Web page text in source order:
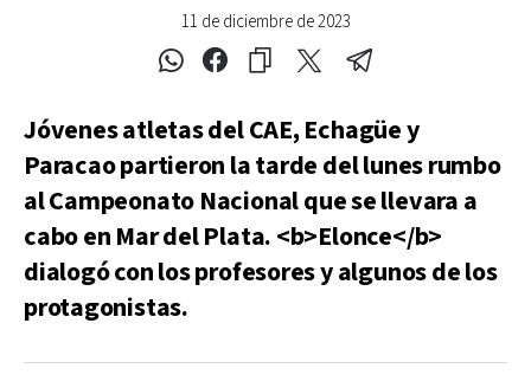
11 de diciembre de 2023
Jóvenes atletas del CAE, Echagüe y
Paracao partieron la tarde del lunes rumbo
al Campeonato Nacional que se llevara a
cabo en Mar del Plata. <b>Elonce</b>
dialogó con los profesores y algunos de los
protagonistas.